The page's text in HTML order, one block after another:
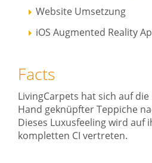
Website Umsetzung
iOS Augmented Reality
Facts
LivingCarpets hat sich auf
Hand geknüpfter Teppiche
Dieses Luxusfeeling wird auf
kompletten CI vertreten.